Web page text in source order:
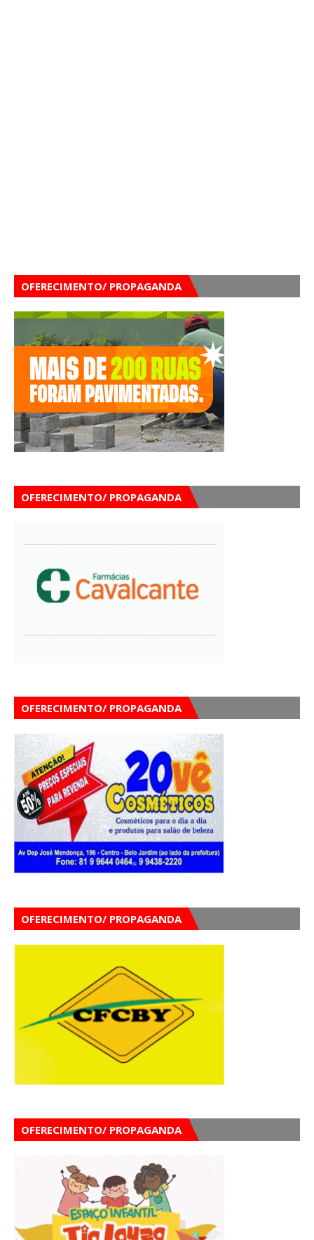
OFERECIMENTO/ PROPAGANDA
OFERECIMENTO/ PROPAGANDA
OFERECIMENTO/ PROPAGANDA
OFERECIMENTO/ PROPAGANDA
OFERECIMENTO/ PROPAGANDA